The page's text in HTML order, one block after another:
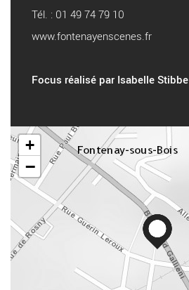
Tél. : 01 49 74 79 10
www.fontenayenscenes.fr
Focus réalisé par Isabelle Stibbe
+
−